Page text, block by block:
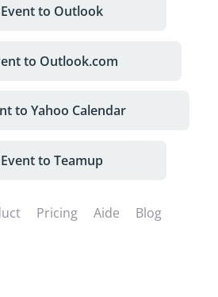
to Outlook
to Outlook.com
to Yahoo Calendar
to Teamup
Pricing Aide Blog